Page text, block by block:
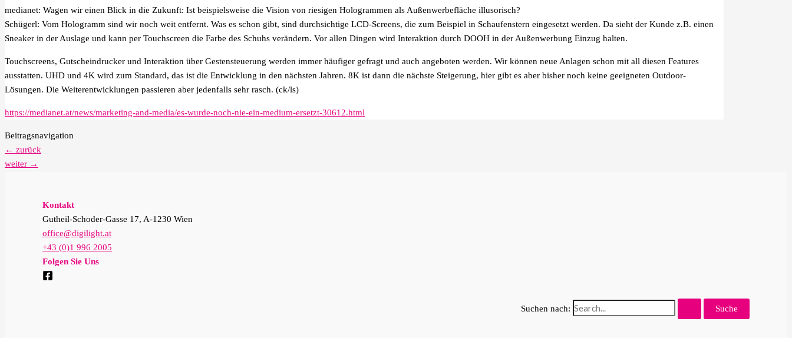
medianet: Wagen wir einen Blick in die Zukunft: Ist beispielsweise die Vision von riesigen Hologrammen als Außenwerbefläche illusorisch?
Schügerl: Vom Hologramm sind wir noch weit entfernt. Was es schon gibt, sind durchsichtige LCD-Screens, die zum Beispiel in Schaufenstern eingesetzt werden. Da sieht der Kunde z.B. einen
Sneaker in der Auslage und kann per Touchscreen die Farbe des Schuhs verändern. Vor allen Dingen wird Interaktion durch DOOH in der Außenwerbung Einzug halten.
Touchscreens, Gutscheindrucker und Interaktion über Gestensteuerung werden immer häufiger gefragt und auch angeboten werden. Wir können neue Anlagen schon mit all diesen Features
ausstatten. UHD und 4K wird zum Standard, das ist die Entwicklung in den nächsten Jahren. 8K ist dann die nächste Steigerung, hier gibt es aber bisher noch keine geeigneten Outdoor-
Lösungen. Die Weiterentwicklungen passieren aber jedenfalls sehr rasch. (ck/ls)
https://medianet.at/news/marketing-and-media/es-wurde-noch-nie-ein-medium-ersetzt-30612.html
Beitragsnavigation
← zurück
weiter →
Kontakt
Gutheil-Schoder-Gasse 17, A-1230 Wien
office@digilight.at
+43 (0)1 996 2005
Folgen Sie Uns
Suchen nach: